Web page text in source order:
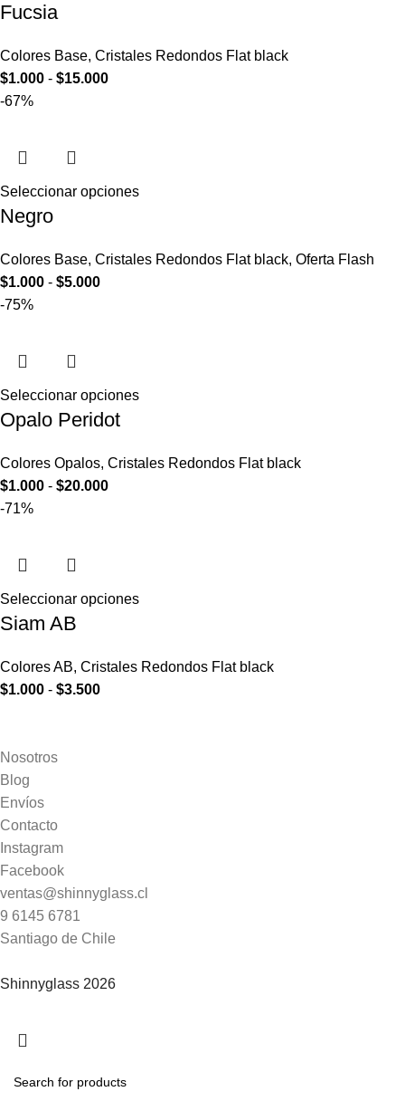
Fucsia
Colores Base, Cristales Redondos Flat black
$1.000 - $15.000
-67%
Seleccionar opciones
Negro
Colores Base, Cristales Redondos Flat black, Oferta Flash
$1.000 - $5.000
-75%
Seleccionar opciones
Opalo Peridot
Colores Opalos, Cristales Redondos Flat black
$1.000 - $20.000
-71%
Seleccionar opciones
Siam AB
Colores AB, Cristales Redondos Flat black
$1.000 - $3.500
Nosotros
Blog
Envíos
Contacto
Instagram
Facebook
ventas@shinnyglass.cl
9 6145 6781
Santiago de Chile
Shinnyglass 2026